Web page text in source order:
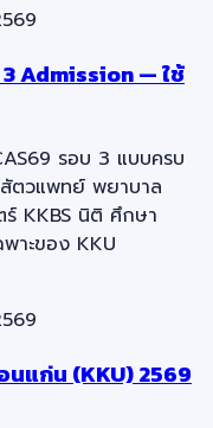
Admission — ใช้
รอบ 3 แบบครบ
ตวแพทย์ พยาบาล
KKBS นิติ ศึกษา
าะของ KKU
นแก่น (KKU) 2569